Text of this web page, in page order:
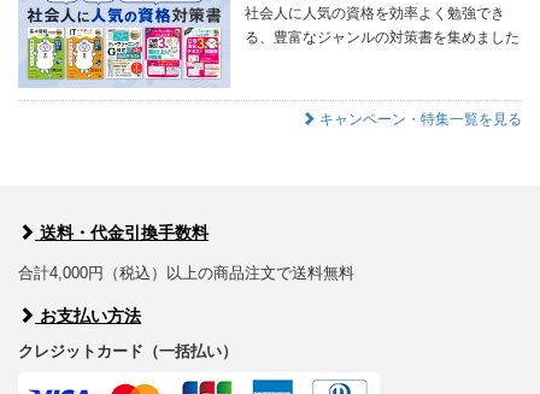
社会人に人気の資格を効率よく勉強でき
る、豊富なジャンルの対策書を集めました
キャンペーン・特集一覧を見る
送料・代金引換手数料
合計4,000円（税込）以上の商品注文で送料無料
お支払い方法
クレジットカード（一括払い）